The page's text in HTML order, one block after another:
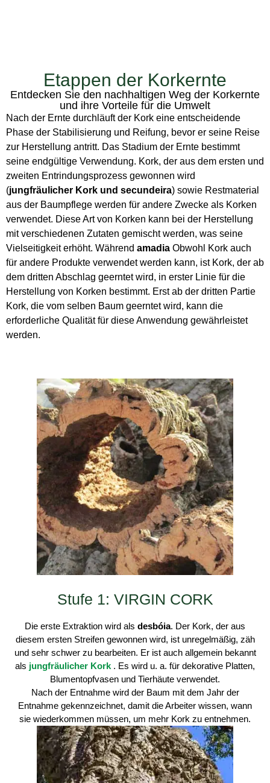
Etappen der Korkernte
Entdecken Sie den nachhaltigen Weg der Korkernte
und ihre Vorteile für die Umwelt
Nach der Ernte durchläuft der Kork eine entscheidende
Phase der Stabilisierung und Reifung, bevor er seine Reise
zur Herstellung antritt. Das Stadium der Ernte bestimmt
seine endgültige Verwendung. Kork, der aus dem ersten und
zweiten Entrindungsprozess gewonnen wird
(jungfräulicher Kork und secundeira) sowie Restmaterial
aus der Baumpflege werden für andere Zwecke als Korken
verwendet. Diese Art von Korken kann bei der Herstellung
mit verschiedenen Zutaten gemischt werden, was seine
Vielseitigkeit erhöht. Während amadia Obwohl Kork auch
für andere Produkte verwendet werden kann, ist Kork, der ab
dem dritten Abschlag geerntet wird, in erster Linie für die
Herstellung von Korken bestimmt. Erst ab der dritten Partie
Kork, die vom selben Baum geerntet wird, kann die
erforderliche Qualität für diese Anwendung gewährleistet
werden.
Stufe 1: VIRGIN CORK
Die erste Extraktion wird als desbóia. Der Kork, der aus
diesem ersten Streifen gewonnen wird, ist unregelmäßig, zäh
und sehr schwer zu bearbeiten. Er ist auch allgemein bekannt
als jungfräulicher Kork . Es wird u. a. für dekorative Platten,
Blumentopfvasen und Tierhäute verwendet.
Nach der Entnahme wird der Baum mit dem Jahr der
Entnahme gekennzeichnet, damit die Arbeiter wissen, wann
sie wiederkommen müssen, um mehr Kork zu entnehmen.